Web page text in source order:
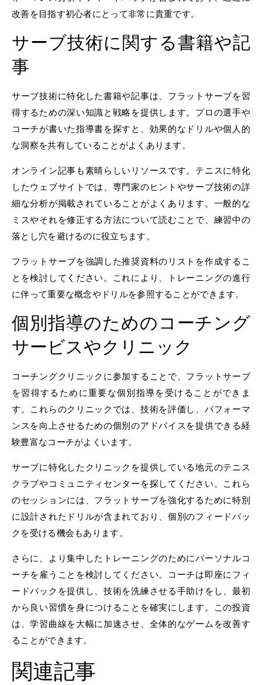
改善を目指す初心者にとって非常に貴重です。
サーブ技術に関する書籍や記
事
サーブ技術に特化した書籍や記事は、フラットサーブを習
得するための深い知識と戦略を提供します。プロの選手や
コーチが書いた指導書を探すと、効果的なドリルや個人的
な洞察を共有していることがよくあります。
オンライン記事も素晴らしいリソースです。テニスに特化
したウェブサイトでは、専門家のヒントやサーブ技術の詳
細な分析が掲載されていることがよくあります。一般的な
ミスやそれを修正する方法について読むことで、練習中の
落とし穴を避けるのに役立ちます。
フラットサーブを強調した推奨資料のリストを作成するこ
とを検討してください。これにより、トレーニングの進行
に伴って重要な概念やドリルを参照することができます。
個別指導のためのコーチング
サービスやクリニック
コーチングクリニックに参加することで、フラットサーブ
を習得するために重要な個別指導を受けることができま
す。これらのクリニックでは、技術を評価し、パフォーマ
ンスを向上させるための個別のアドバイスを提供できる経
験豊富なコーチがよくいます。
サーブに特化したクリニックを提供している地元のテニス
クラブやコミュニティセンターを探してください。これら
のセッションには、フラットサーブを強化するために特別
に設計されたドリルが含まれており、個別のフィードバッ
クを受ける機会もあります。
さらに、より集中したトレーニングのためにパーソナルコ
ーチを雇うことを検討してください。コーチは即座にフィ
ードバックを提供し、技術を洗練させる手助けをし、最初
から良い習慣を身につけることを確実にします。この投資
は、学習曲線を大幅に加速させ、全体的なゲームを改善す
ることができます。
関連記事